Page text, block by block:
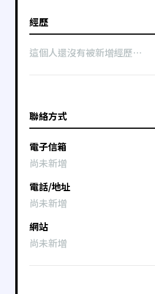
經歷
這個人還沒有被新增經歷⋯
聯絡方式
電子信箱
尚未新增
電話/地址
尚未新增
網站
尚未新增